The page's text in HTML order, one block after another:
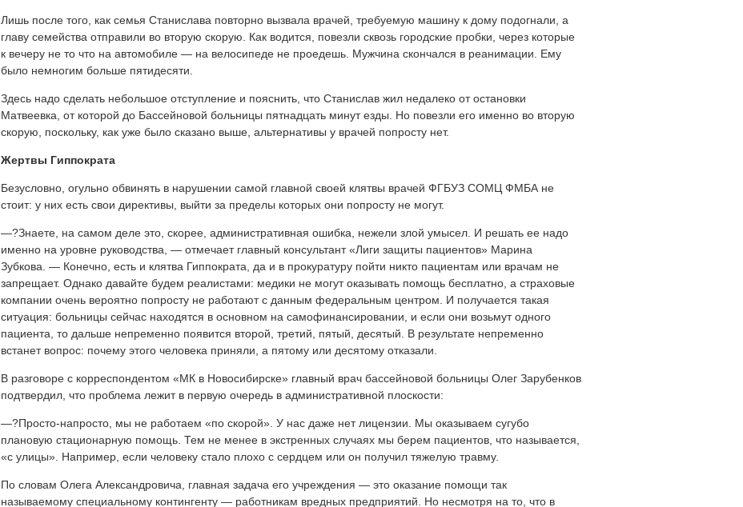
Лишь после того, как семья Станислава повторно вызвала врачей, требуемую машину к дому подогнали, а
главу семейства отправили во вторую скорую. Как водится, повезли сквозь городские пробки, через которые
к вечеру не то что на автомобиле — на велосипеде не проедешь. Мужчина скончался в реанимации. Ему
было немногим больше пятидесяти.
Здесь надо сделать небольшое отступление и пояснить, что Станислав жил недалеко от остановки
Матвеевка, от которой до Бассейновой больницы пятнадцать минут езды. Но повезли его именно во вторую
скорую, поскольку, как уже было сказано выше, альтернативы у врачей попросту нет.
Жертвы Гиппократа
Безусловно, огульно обвинять в нарушении самой главной своей клятвы врачей ФГБУЗ СОМЦ ФМБА не
стоит: у них есть свои директивы, выйти за пределы которых они попросту не могут.
—?Знаете, на самом деле это, скорее, административная ошибка, нежели злой умысел. И решать ее надо
именно на уровне руководства, — отмечает главный консультант «Лиги защиты пациентов» Марина
Зубкова. — Конечно, есть и клятва Гиппократа, да и в прокуратуру пойти никто пациентам или врачам не
запрещает. Однако давайте будем реалистами: медики не могут оказывать помощь бесплатно, а страховые
компании очень вероятно попросту не работают с данным федеральным центром. И получается такая
ситуация: больницы сейчас находятся в основном на самофинансировании, и если они возьмут одного
пациента, то дальше непременно появится второй, третий, пятый, десятый. В результате непременно
встанет вопрос: почему этого человека приняли, а пятому или десятому отказали.
В разговоре с корреспондентом «МК в Новосибирске» главный врач бассейновой больницы Олег Зарубенков
подтвердил, что проблема лежит в первую очередь в административной плоскости:
—?Просто-напросто, мы не работаем «по скорой». У нас даже нет лицензии. Мы оказываем сугубо
плановую стационарную помощь. Тем не менее в экстренных случаях мы берем пациентов, что называется,
«с улицы». Например, если человеку стало плохо с сердцем или он получил тяжелую травму.
По словам Олега Александровича, главная задача его учреждения — это оказание помощи так
называемому специальному контингенту — работникам вредных предприятий. Но несмотря на то, что в